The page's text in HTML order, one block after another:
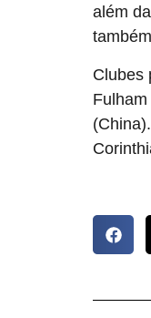
além
Clubes